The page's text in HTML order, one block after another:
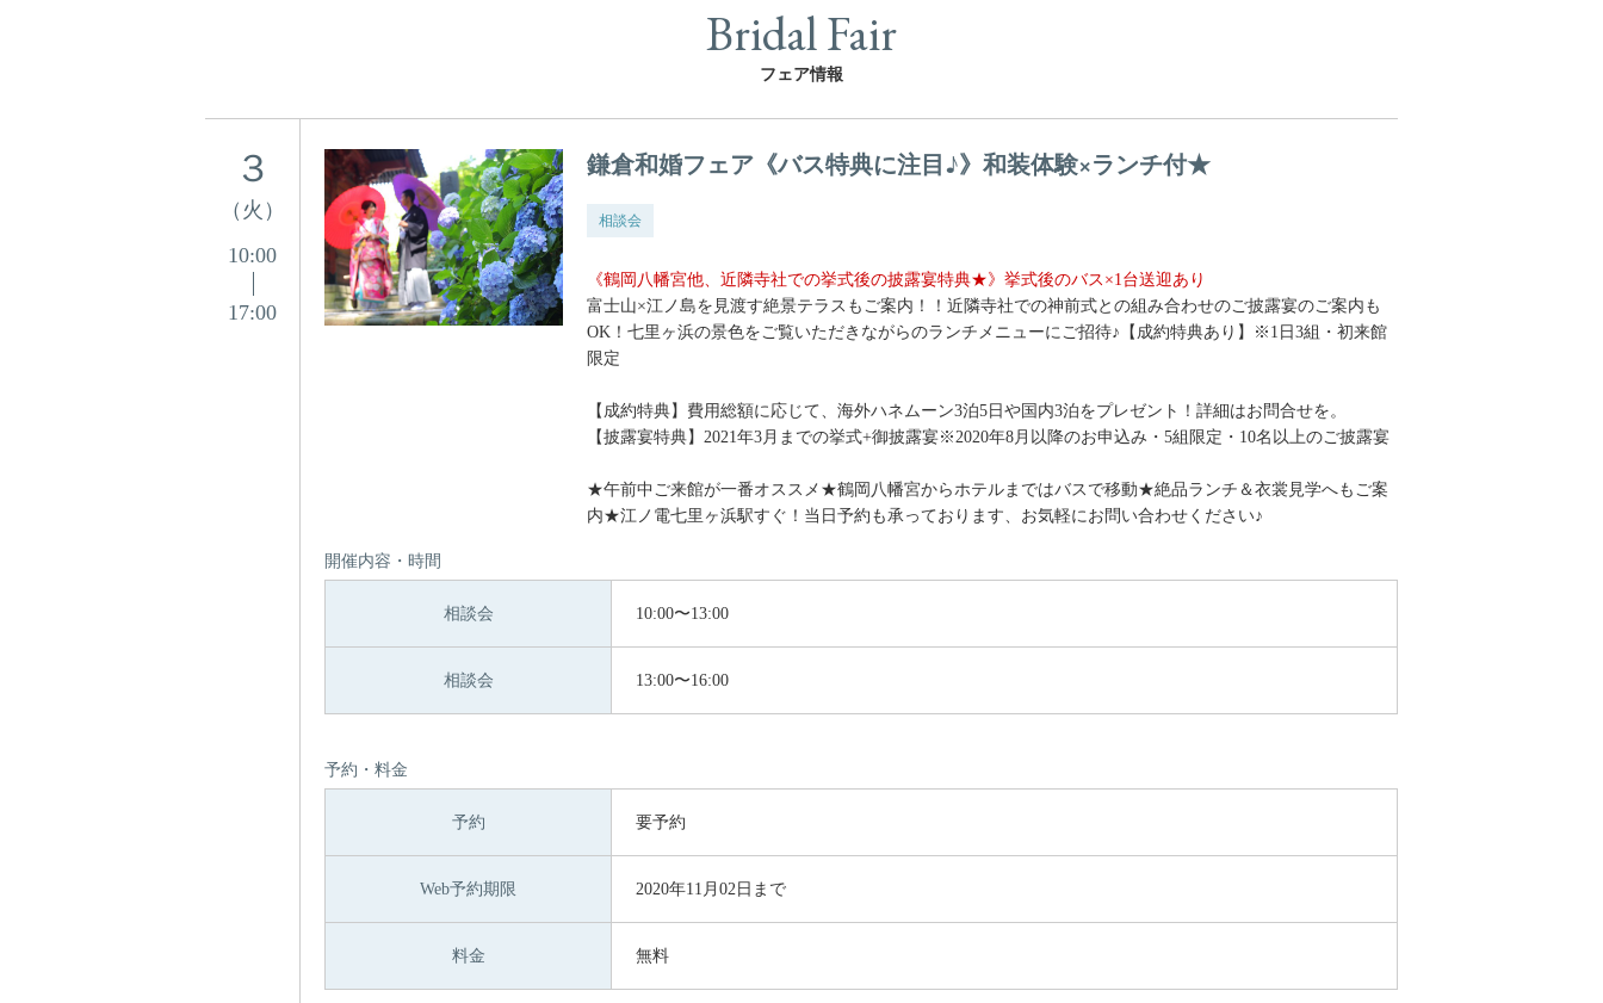
Bridal Fair
フェア情報
３
（火）
10:00
17:00
鎌倉和婚フェア《バス特典に注目♪》和装体験×ランチ付★
相談会
《鶴岡八幡宮他、近隣寺社での挙式後の披露宴特典★》挙式後のバス×1台送迎あり
富士山×江ノ島を見渡す絶景テラスもご案内！！近隣寺社での神前式との組み合わせのご披露宴のご案内も
OK！七里ヶ浜の景色をご覧いただきながらのランチメニューにご招待♪【成約特典あり】※1日3組・初来館
限定
【成約特典】費用総額に応じて、海外ハネムーン3泊5日や国内3泊をプレゼント！詳細はお問合せを。
【披露宴特典】2021年3月までの挙式+御披露宴※2020年8月以降のお申込み・5組限定・10名以上のご披露宴
★午前中ご来館が一番オススメ★鶴岡八幡宮からホテルまではバスで移動★絶品ランチ＆衣裳見学へもご案
内★江ノ電七里ヶ浜駅すぐ！当日予約も承っております、お気軽にお問い合わせください♪
開催内容・時間
相談会 10:00〜13:00
相談会 13:00〜16:00
予約・料金
予約 要予約
Web予約期限 2020年11月02日まで
料金 無料